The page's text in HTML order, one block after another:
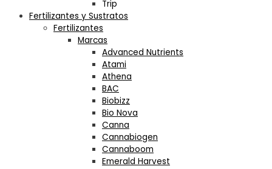
Trip
Fertilizantes y Sustratos
Fertilizantes
Marcas
Advanced Nutrients
Atami
Athena
BAC
Biobizz
Bio Nova
Canna
Cannabiogen
Cannaboom
Emerald Harvest